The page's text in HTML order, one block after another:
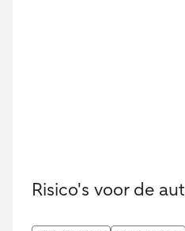
Risico's voor de